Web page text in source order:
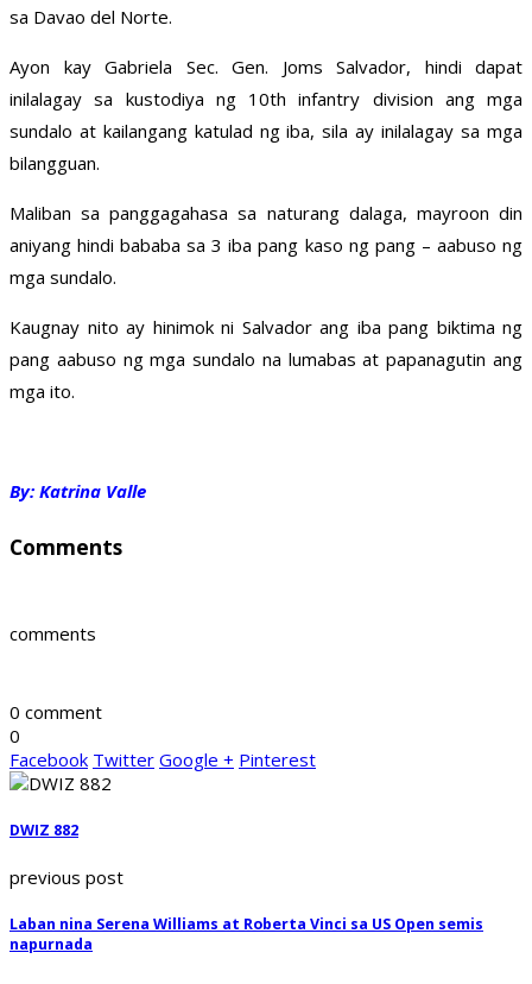
sa Davao del Norte.
Ayon kay Gabriela Sec. Gen. Joms Salvador, hindi dapat
inilalagay sa kustodiya ng 10th infantry division ang mga
sundalo at kailangang katulad ng iba, sila ay inilalagay sa mga
bilangguan.
Maliban sa panggagahasa sa naturang dalaga, mayroon din
aniyang hindi bababa sa 3 iba pang kaso ng pang – aabuso ng
mga sundalo.
Kaugnay nito ay hinimok ni Salvador ang iba pang biktima ng
pang aabuso ng mga sundalo na lumabas at papanagutin ang
mga ito.
By: Katrina Valle
Comments
comments
0 comment
0
Facebook Twitter Google + Pinterest
DWIZ 882
previous post
Laban nina Serena Williams at Roberta Vinci sa US Open semis
napurnada